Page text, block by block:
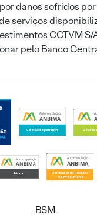
danos sofridos
serviços
CCTVM
pelo Banco
BSM